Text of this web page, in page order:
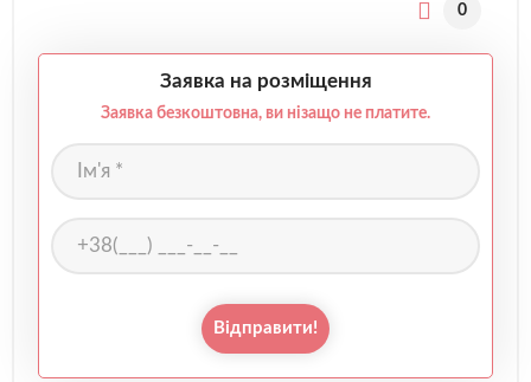
0
Заявка на розміщення
Заявка безкоштовна, ви нізащо не платите.
Відправити!